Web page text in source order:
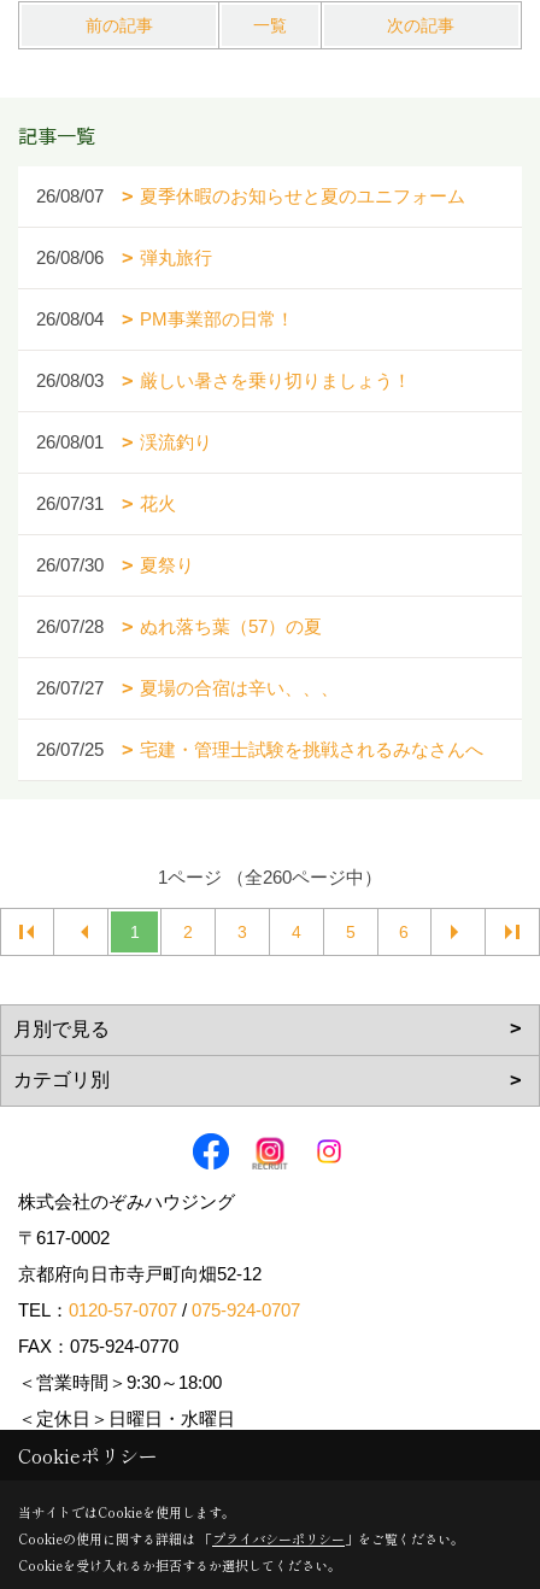
前の記事 一覧 次の記事
記事一覧
26/08/07 夏季休暇のお知らせと夏のユニフォーム
26/08/06 弾丸旅行
26/08/04 PM事業部の日常！
26/08/03 厳しい暑さを乗り切りましょう！
26/08/01 渓流釣り
26/07/31 花火
26/07/30 夏祭り
26/07/28 ぬれ落ち葉（57）の夏
26/07/27 夏場の合宿は辛い、、、
26/07/25 宅建・管理士試験を挑戦されるみなさんへ
1ページ （全260ページ中）
1 2 3 4 5 6
株式会社のぞみハウジング
〒617-0002
京都府向日市寺戸町向畑52-12
TEL： 0120-57-0707 / 075-924-0707
FAX：075-924-0770
＜営業時間＞9:30～18:00
＜定休日＞日曜日・水曜日
Copyright (c) Nozomi Housing. All Rights Reserved.
Produced byゴデスクリエイト
Cookieポリシー
当サイトではCookieを使用します。
Cookieの使用に関する詳細は 「プライバシーポリシー 」をご覧ください。
Cookieを受け入れるか拒否するか選択してください。